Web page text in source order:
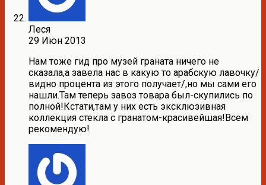
Леся
29 Июн 2013
Нам тоже гид про музей граната ничего не
сказала,а завела нас в какую то арабскую лавочку/
видно процента из этого получает/,но мы сами его
нашли.Там теперь завоз товара был-скупились по
полной!Кстати,там у них есть эксклюзивная
коллекция стекла с гранатом-красивейшая!Всем
рекомендую!